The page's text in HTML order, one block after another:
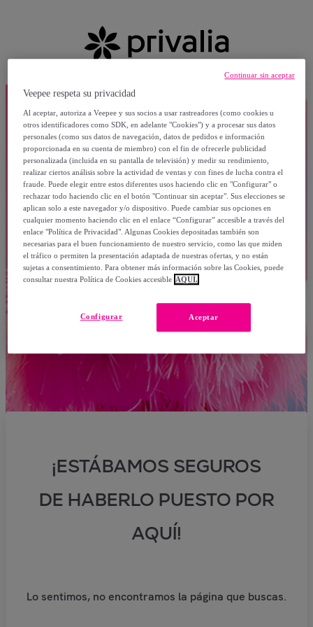
¡ESTÁBAMOS SEGUROS
DE HABERLO PUESTO POR
AQUÍ!
Lo sentimos, no encontramos la página que buscas.
Veepee respeta su privacidad
Al aceptar, autoriza a Veepee y sus socios a usar rastreadores (como cookies u
otros identificadores como SDK, en adelante "Cookies") y a procesar sus datos
personales (como sus datos de navegación, datos de pedidos e información
proporcionada en su cuenta de miembro) con el fin de ofrecerle publicidad
personalizada (incluida en su pantalla de televisión) y medir su rendimiento,
realizar ciertos análisis sobre la actividad de ventas y con fines de lucha contra el
fraude. Puede elegir entre estos diferentes usos haciendo clic en "Configurar" o
rechazar todo haciendo clic en el botón "Continuar sin aceptar". Sus elecciones se
aplican solo a este navegador y/o dispositivo. Puede cambiar sus opciones en
cualquier momento haciendo clic en el enlace “Configurar” accesible a través del
enlace "Política de Privacidad". Algunas Cookies depositadas también son
necesarias para el buen funcionamiento de nuestro servicio, como las que miden
el tráfico o permiten la presentación adaptada de nuestras ofertas, y no están
sujetas a consentimiento. Para obtener más información sobre las Cookies, puede
consultar nuestra Política de Cookies accesible AQUÍ.
Aceptar
Configurar
Continuar sin aceptar